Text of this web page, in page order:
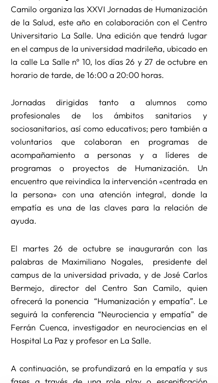
Camilo organiza las XXVI Jornadas de Humanización
de la Salud, este año en colaboración con el Centro
Universitario La Salle. Una edición que tendrá lugar
en el campus de la universidad madrileña, ubicado en
la calle La Salle nº 10, los días 26 y 27 de octubre en
horario de tarde, de 16:00 a 20:00 horas.
Jornadas dirigidas tanto a alumnos como
profesionales de los ámbitos sanitarios y
sociosanitarios, así como educativos; pero también a
voluntarios que colaboran en programas de
acompañamiento a personas y a líderes de
programas o proyectos de Humanización. Un
encuentro que reivindica la intervención «centrada en
la persona» con una atención integral, donde la
empatía es una de las claves para la relación de
ayuda.
El martes 26 de octubre se inaugurarán con las
palabras de Maximiliano Nogales, presidente del
campus de la universidad privada, y de José Carlos
Bermejo, director del Centro San Camilo, quien
ofrecerá la ponencia “Humanización y empatía”. Le
seguirá la conferencia “Neurociencia y empatía” de
Ferrán Cuenca, investigador en neurociencias en el
Hospital La Paz y profesor en La Salle.
A continuación, se profundizará en la empatía y sus